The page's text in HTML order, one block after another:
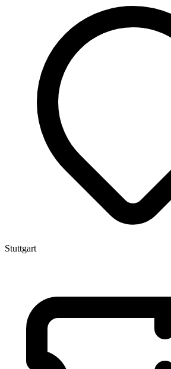
Stuttgart